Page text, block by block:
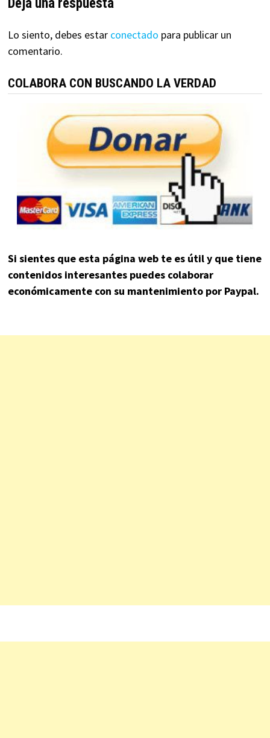
Lo siento, debes estar conectado para publicar un
comentario.
COLABORA CON BUSCANDO LA VERDAD
Si sientes que esta página web te es útil y que tiene
contenidos interesantes puedes colaborar
económicamente con su mantenimiento por Paypal.